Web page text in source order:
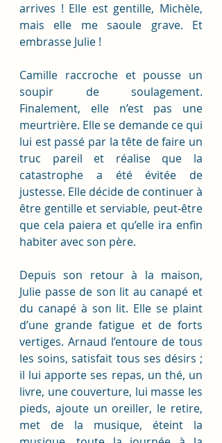
arrives ! Elle est gentille, Michèle,
mais elle me saoule grave. Et
embrasse Julie !
Camille raccroche et pousse un
soupir de soulagement.
Finalement, elle n’est pas une
meurtrière. Elle se demande ce qui
lui est passé par la tête de faire un
truc pareil et réalise que la
catastrophe a été évitée de
justesse. Elle décide de continuer à
être gentille et serviable, peut-être
que cela paiera et qu’elle ira enfin
habiter avec son père.
Depuis son retour à la maison,
Julie passe de son lit au canapé et
du canapé à son lit. Elle se plaint
d’une grande fatigue et de forts
vertiges. Arnaud l’entoure de tous
les soins, satisfait tous ses désirs ;
il lui apporte ses repas, un thé, un
livre, une couverture, lui masse les
pieds, ajoute un oreiller, le retire,
met de la musique, éteint la